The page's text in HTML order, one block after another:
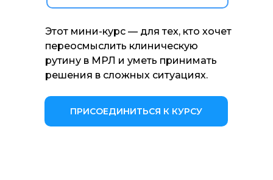
Этот мини-курс — для тех, кто хочет
переосмыслить клиническую
рутину в МРЛ и уметь принимать
решения в сложных ситуациях.
ПРИСОЕДИНИТЬСЯ К КУРСУ